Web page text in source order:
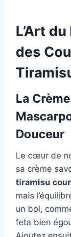
L’Art
des
La
Douceur
Le cœur de
sa crème
tiramisu
mais
un bol,
feta bien